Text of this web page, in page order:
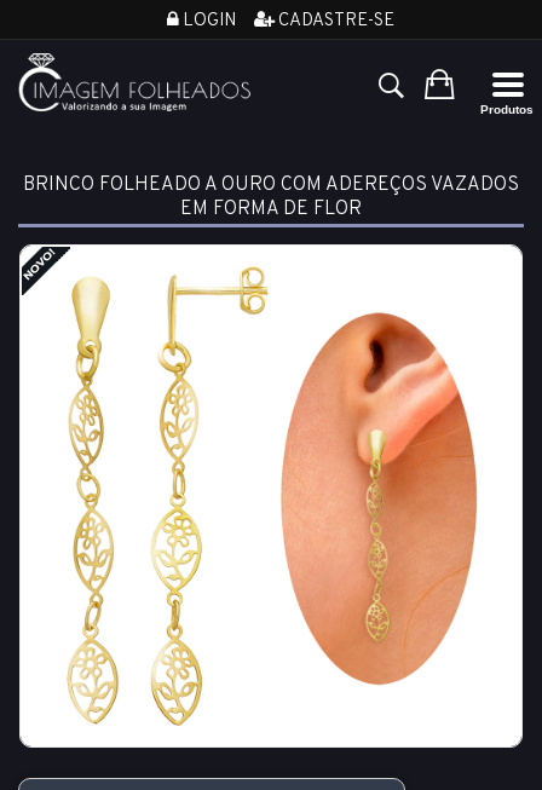
LOGIN CADASTRE-SE
BRINCO FOLHEADO A OURO COM ADEREÇOS VAZADOS
EM FORMA DE FLOR